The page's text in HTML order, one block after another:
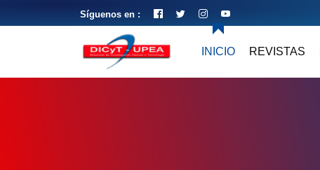
Síguenos en :
INICIO REVISTAS